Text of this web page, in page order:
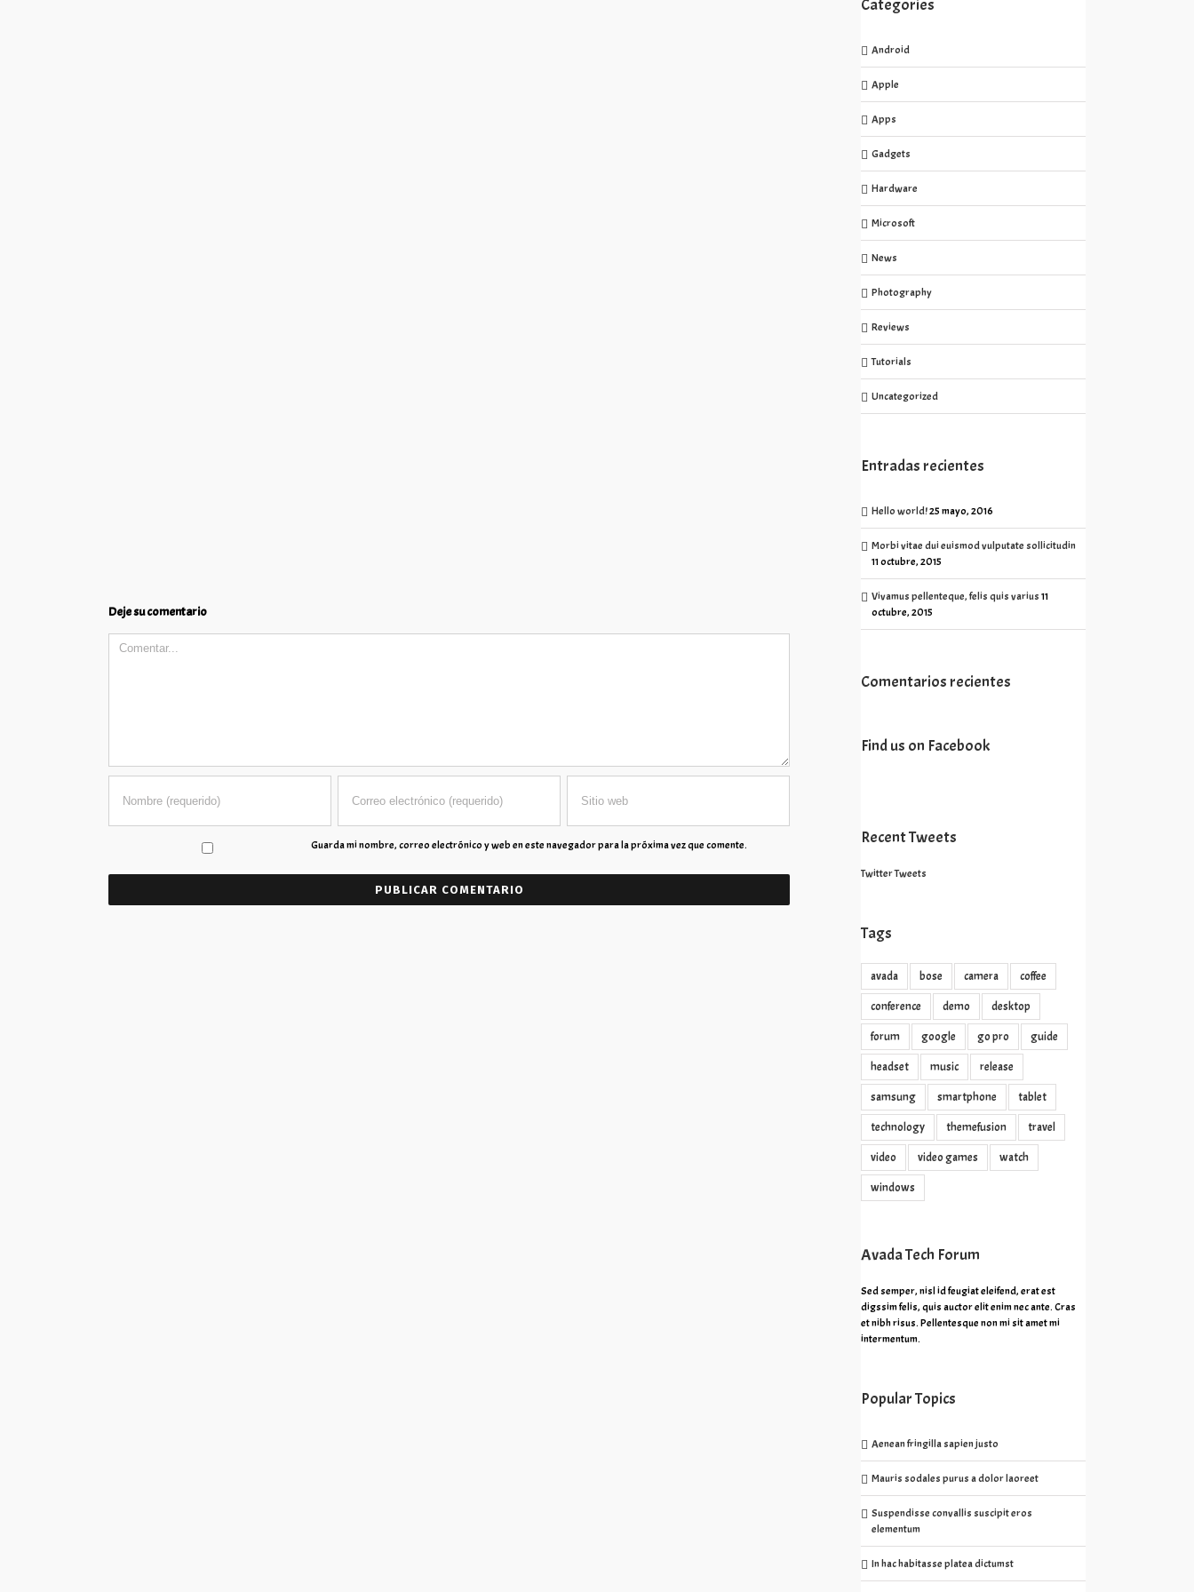
Deje su comentario
Comment
Guarda mi nombre, correo electrónico y web en este navegador para la próxima vez que comente.
Categories
Android
Apple
Apps
Gadgets
Hardware
Microsoft
News
Photography
Reviews
Tutorials
Uncategorized
Entradas recientes
Hello world!25 mayo, 2016
Morbi vitae dui euismod vulputate sollicitudin
11 octubre, 2015
Vivamus pellenteque, felis quis varius11
octubre, 2015
Comentarios recientes
Find us on Facebook
Recent Tweets
Twitter Tweets
Tags
avada bose camera coffee
conference demo desktop
forum google go pro guide
headset music release
samsung smartphone tablet
technology themefusion travel
video video games watch
windows
Avada Tech Forum
Sed semper, nisl id feugiat eleifend, erat est
digssim felis, quis auctor elit enim nec ante. Cras
et nibh risus. Pellentesque non mi sit amet mi
intermentum.
Popular Topics
Aenean fringilla sapien justo
Mauris sodales purus a dolor laoreet
Suspendisse convallis suscipit eros
elementum
In hac habitasse platea dictumst